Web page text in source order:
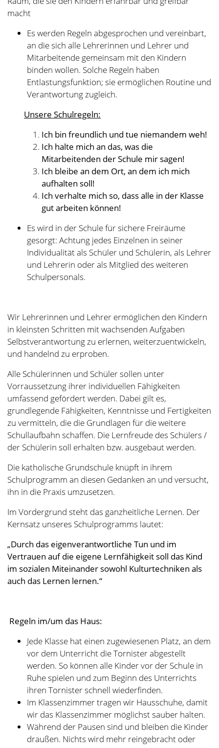
Unsere Schulregeln:
Ich halte mich an das, was die
Mitarbeitenden der Schule mir sagen!
Ich bleibe an dem Ort, an dem ich mich
aufhalten soll!
Ich verhalte mich so, dass alle in der Klasse
gut arbeiten können!
​​Es wird in der Schule für sichere Freiräume
gesorgt: Achtung jedes Einzelnen in seiner
Individualität als Schüler und Schülerin, als Lehrer
und Lehrerin oder als Mitglied des weiteren
Schulpersonals.
Wir Lehrerinnen und Lehrer ermöglichen den Kindern
Selbstverantwortung zu erlernen, weiterzuentwickeln,
und handelnd zu erproben.
Alle Schülerinnen und Schüler sollen unter
Vorraussetzung ihrer individuellen Fähigkeiten
zu vermitteln, die die Grundlagen für die weitere
Schullaufbahn schaffen. Die Lernfreude des Schülers /
der Schülerin soll erhalten bzw. ausgebaut werden.
Die katholische Grundschule knüpft in ihrem
Schulprogramm an diesen Gedanken an und versucht,
ihn in die Praxis umzusetzen.
Im Vordergrund steht das ganzheitliche Lernen. Der
Kernsatz unseres Schulprogramms lautet:
„Durch das eigenverantwortliche Tun und im
Vertrauen auf die eigene Lernfähigkeit soll das Kind
auch das Lernen lernen.“
Regeln im/um das Haus:
vor dem Unterricht die Tornister abgestellt
werden. So können alle Kinder vor der Schule in
Ruhe spielen und zum Beginn des Unterrichts
ihren Tornister schnell wiederfinden.
Während der Pausen sind und bleiben die Kinder
rausgeholt.
In der zweiten Pause wird nur der vordere
Schulhof genutzt.
Nach dem Unterricht erledigen wir unsere
Klassendienste und helfen mit, das Zimmer
sauber zu hinterlassen. Dabei beeilen wir uns und
nutzen diemaximal zur Verfügung stehenden10
Minuten ( !)für die Dienste und nicht zum Spielen.
Die weiße Eingangstür ist für die Lehrerinnen.